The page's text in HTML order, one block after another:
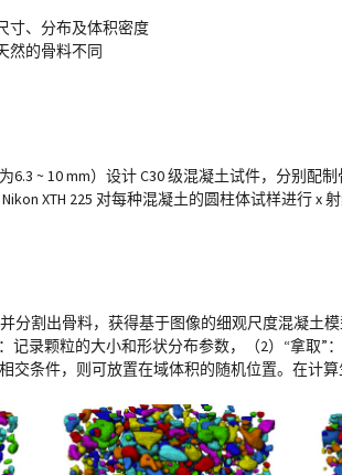
寸、分布及体积密度
然的骨料不同
6.3 ~ 10 mm）设计 C30 级混凝土试件，分别
XTH 225 对每种混凝土的圆柱体试样进行 x 射
分割出骨料，获得基于图像的细观尺度混凝土
记录颗粒的大小和形状分布参数，（2）“拿取”
条件，则可放置在域体积的随机位置。在计